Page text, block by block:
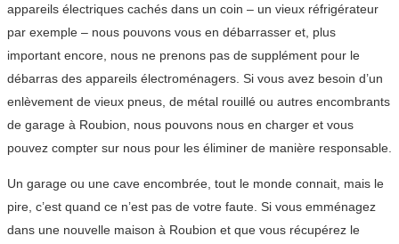
appareils électriques cachés dans un coin – un vieux réfrigérateur
par exemple – nous pouvons vous en débarrasser et, plus
important encore, nous ne prenons pas de supplément pour le
débarras des appareils électroménagers. Si vous avez besoin d’un
enlèvement de vieux pneus, de métal rouillé ou autres encombrants
de garage à Roubion, nous pouvons nous en charger et vous
pouvez compter sur nous pour les éliminer de manière responsable.
Un garage ou une cave encombrée, tout le monde connait, mais le
pire, c’est quand ce n’est pas de votre faute. Si vous emménagez
dans une nouvelle maison à Roubion et que vous récupérez le